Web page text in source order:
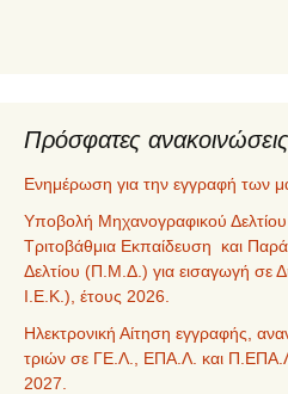
Πρόσφατες ανακοινώσεις
Ενημέρωση για την εγγραφή των
Υποβολή Μηχανογραφικού
Τριτοβάθμια Εκπαίδευση και
Δελτίου (Π.Μ.Δ.) για εισαγωγή σε
Ι.Ε.Κ.), έτους 2026.
Ηλεκτρονική Αίτηση εγγραφής,
τριών σε ΓΕ.Λ., ΕΠΑ.Λ. και
2027.